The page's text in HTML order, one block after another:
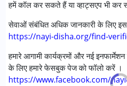
हमें कॉल कर सकते हैं या व्हाट्सएप भी कर
सेवाओं संबंधित अधिक जानकारी के लिए
https://nayi-disha.org/find-
हमारे आगामी कार्यक्रमों और नई
के लिए हमारे फेसबुक पेज को फॉलो करें ।
https://www.facebook.com/